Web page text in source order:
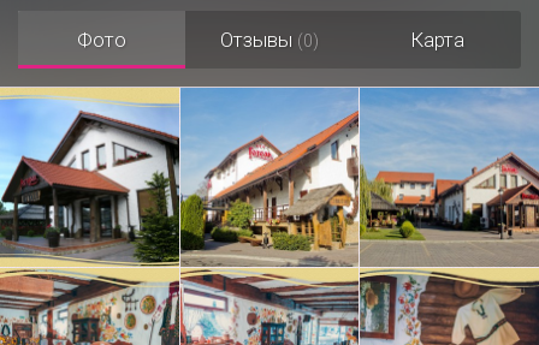
Фото Отзывы (0) Карта